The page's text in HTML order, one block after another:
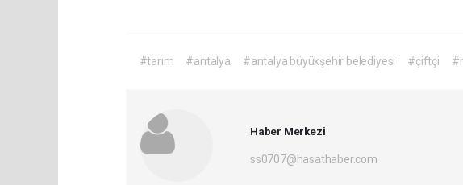
#tarım #antalya #antalya büyükşehir belediyesi #çiftçi
Haber Merkezi
ss0707@hasathaber.com